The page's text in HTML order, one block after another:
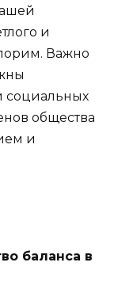
и
Важно
социальных
общества
и
баланса в